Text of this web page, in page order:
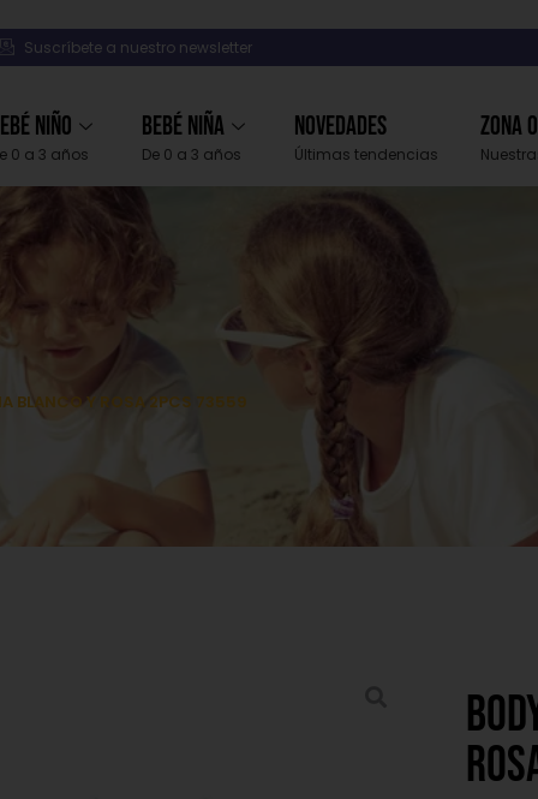
Suscríbete a nuestro newsletter
Niño
0 a 3 años
Bebé Niña
De 0 a 3 años
Novedades
Últimas tendencias
Zona
BLANCO Y ROSA 2PCS 73559